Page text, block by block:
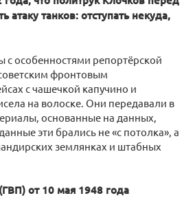
танков: отступать некуда,
с особенностями репортёрской
фронтовым
с чашечкой капучино и
на волоске. Они передавали в
основанные на данных,
эти брались не «с потолка», а
землянках и штабных
от 10 мая 1948 года